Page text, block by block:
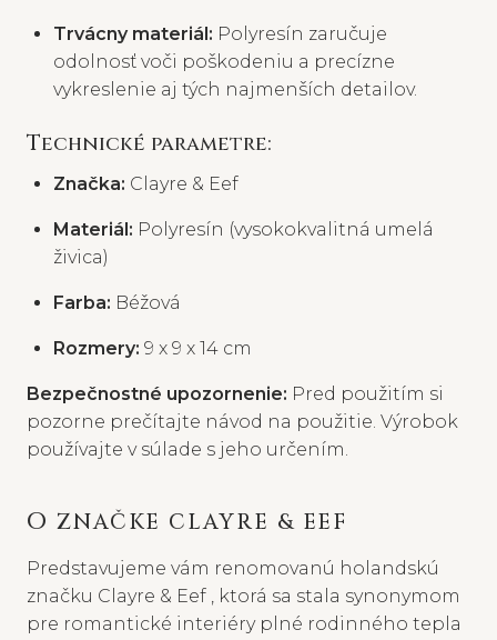
Trvácny materiál: Polyresín zaručuje
odolnosť voči poškodeniu a precízne
vykreslenie aj tých najmenších detailov.
Technické parametre:
Značka: Clayre & Eef
Materiál: Polyresín (vysokokvalitná umelá
živica)
Farba: Béžová
Rozmery: 9 x 9 x 14 cm
Bezpečnostné upozornenie: Pred použitím si
pozorne prečítajte návod na použitie. Výrobok
používajte v súlade s jeho určením.
O ZNAČKE CLAYRE & EEF
Predstavujeme vám renomovanú holandskú
značku Clayre & Eef , ktorá sa stala synonymom
pre romantické interiéry plné rodinného tepla